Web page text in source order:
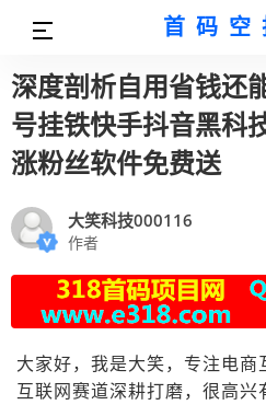
首码空
深度剖析自用省钱还
号挂铁快手抖音黑科
涨粉丝软件免费送
大笑科技000116
作者
大家好，我是大笑，专注电
互联网赛道深耕打磨，很高